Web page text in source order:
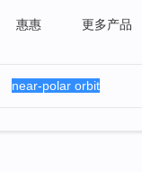
惠惠 更多产品